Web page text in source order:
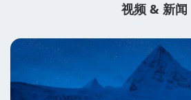
视频 & 新闻